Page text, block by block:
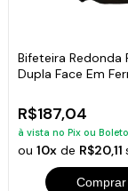
Bifeteira Redonda
Dupla Face Em
R$187,04
à vista no Pix ou Boleto
ou10x de R$20,11
Comprar